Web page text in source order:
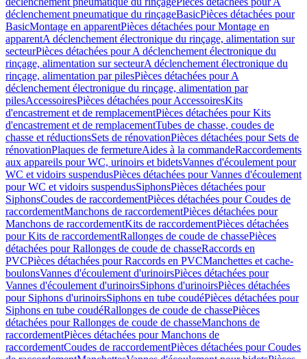
déclenchement pneumatique du rinçageBasicPièces détachées pour
BasicMontage en apparentPièces détachées pour Montage en
apparentA déclenchement électronique du rinçage, alimentation sur
secteurPièces détachées pour A déclenchement électronique du
rinçage, alimentation sur secteurA déclenchement électronique du
rinçage, alimentation par pilesPièces détachées pour A
déclenchement électronique du rinçage, alimentation par
pilesAccessoiresPièces détachées pour AccessoiresKits
d'encastrement et de remplacementPièces détachées pour Kits
d'encastrement et de remplacementTubes de chasse, coudes de
chasse et réductionsSets de rénovationPièces détachées pour Sets de
rénovationPlaques de fermetureAides à la commandeRaccordements
aux appareils pour WC, urinoirs et bidetsVannes d'écoulement pour
WC et vidoirs suspendusPièces détachées pour Vannes d'écoulement
pour WC et vidoirs suspendusSiphonsPièces détachées pour
SiphonsCoudes de raccordementPièces détachées pour Coudes de
raccordementManchons de raccordementPièces détachées pour
Manchons de raccordementKits de raccordementPièces détachées
pour Kits de raccordementRallonges de coude de chassePièces
détachées pour Rallonges de coude de chasseRaccords en
PVCPièces détachées pour Raccords en PVCManchettes et cache-
boulonsVannes d'écoulement d'urinoirsPièces détachées pour
Vannes d'écoulement d'urinoirsSiphons d'urinoirsPièces détachées
pour Siphons d'urinoirsSiphons en tube coudéPièces détachées pour
Siphons en tube coudéRallonges de coude de chassePièces
détachées pour Rallonges de coude de chasseManchons de
raccordementPièces détachées pour Manchons de
raccordementCoudes de raccordementPièces détachées pour Coudes